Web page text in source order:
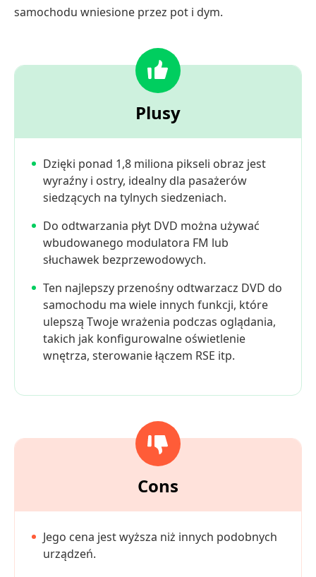
samochodu wniesione przez pot i dym.
Plusy
Dzięki ponad 1,8 miliona pikseli obraz jest
wyraźny i ostry, idealny dla pasażerów
siedzących na tylnych siedzeniach.
Do odtwarzania płyt DVD można używać
wbudowanego modulatora FM lub
słuchawek bezprzewodowych.
Ten najlepszy przenośny odtwarzacz DVD do
samochodu ma wiele innych funkcji, które
ulepszą Twoje wrażenia podczas oglądania,
takich jak konfigurowalne oświetlenie
wnętrza, sterowanie łączem RSE itp.
Cons
Jego cena jest wyższa niż innych podobnych
urządzeń.